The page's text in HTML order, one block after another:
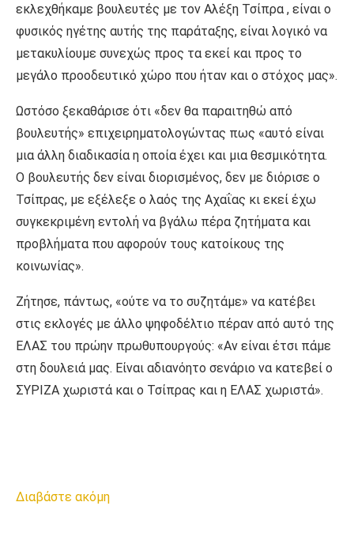
εκλεχθήκαμε βουλευτές με τον Αλέξη Τσίπρα , είναι ο
φυσικός ηγέτης αυτής της παράταξης, είναι λογικό να
μετακυλίουμε συνεχώς προς τα εκεί και προς το
μεγάλο προοδευτικό χώρο που ήταν και ο στόχος μας».
Ωστόσο ξεκαθάρισε ότι «δεν θα παραιτηθώ από
βουλευτής» επιχειρηματολογώντας πως «αυτό είναι
μια άλλη διαδικασία η οποία έχει και μια θεσμικότητα.
Ο βουλευτής δεν είναι διορισμένος, δεν με διόρισε ο
Τσίπρας, με εξέλεξε ο λαός της Αχαΐας κι εκεί έχω
συγκεκριμένη εντολή να βγάλω πέρα ζητήματα και
προβλήματα που αφορούν τους κατοίκους της
κοινωνίας».
Ζήτησε, πάντως, «ούτε να το συζητάμε» να κατέβει
στις εκλογές με άλλο ψηφοδέλτιο πέραν από αυτό της
ΕΛΑΣ του πρώην πρωθυπουργούς: «Αν είναι έτσι πάμε
στη δουλειά μας. Είναι αδιανόητο σενάριο να κατεβεί ο
ΣΥΡΙΖΑ χωριστά και ο Τσίπρας και η ΕΛΑΣ χωριστά».
Διαβάστε ακόμη